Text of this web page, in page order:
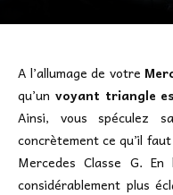
A l’allumage de votre
qu’un voyant triangle
Ainsi, vous spéculez
concrètement ce qu’il
Mercedes Classe G.
considérablement plus